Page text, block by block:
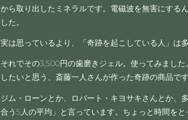
から取り出したミネラルです。電磁波を無害にする
した。
実は思っているより、「奇跡を起こしている人」は多
それでその3,500円の歯磨きジェル。使ってみまし
したいと思う、斎藤一人さんが作った奇跡の商品です
ジム・ローンとか、ロバート・キヨサキさんとか、
合う5人の平均」と言っています。ちょっと時間を